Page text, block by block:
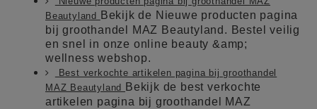
Beautyland
Bekijk de Nieuwe producten pagina
bij groothandel MAZ Beautyland. Bestel veilig
en snel in onze online beauty &amp;
wellness webshop.
Best verkochte artikelen pagina bij groothandel
MAZ Beautyland
Bekijk de best verkochte
artikelen pagina bij groothandel MAZ